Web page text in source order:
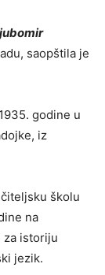
saopštila je
godine u
iz
školu
na
za istoriju
jezik.